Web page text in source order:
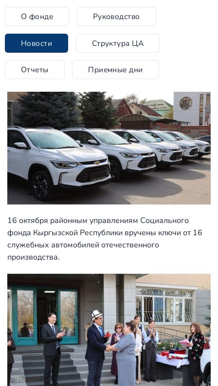
О фонде Руководство
Новости Структура ЦА
Отчеты Приемные дни
16 октября районным управлениям Социального
фонда Кыргызской Республики вручены ключи от 16
служебных автомобилей отечественного
производства.